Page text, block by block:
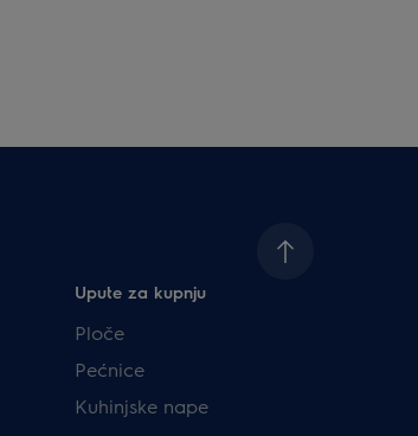
Upute za kupnju
Ploče
Pećnice
Kuhinjske nape